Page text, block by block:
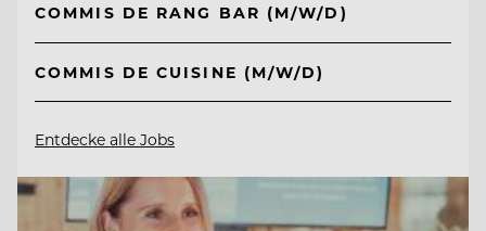
COMMIS DE RANG BAR (M/W/D)
COMMIS DE CUISINE (M/W/D)
Entdecke alle Jobs